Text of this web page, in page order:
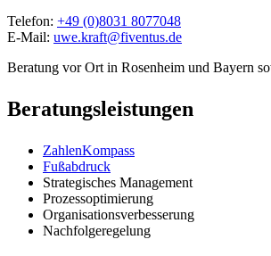
Telefon: +49 (0)8031 8077048
E-Mail: uwe.kraft@fiventus.de
Beratung vor Ort in Rosenheim und Bayern
Beratungsleistungen
ZahlenKompass
Fußabdruck
Strategisches Management
Prozessoptimierung
Organisationsverbesserung
Nachfolgeregelung